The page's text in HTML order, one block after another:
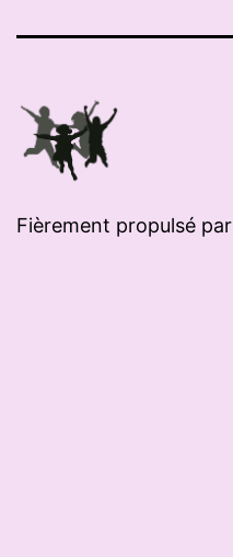
Fièrement propulsé par